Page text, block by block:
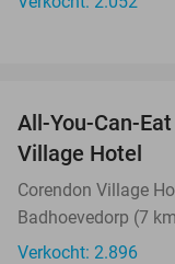
All-You-Can-
Village Hotel
Corendon Village
Badhoevedorp (7
Verkocht: 2.896